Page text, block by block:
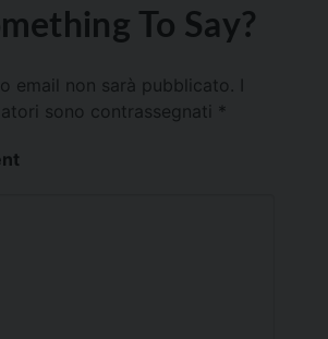
To Say?
email non sarà pubblicato.
sono contrassegnati *